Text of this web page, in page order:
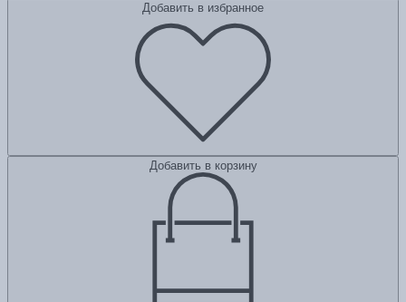
Добавить в избранное
Добавить в корзину